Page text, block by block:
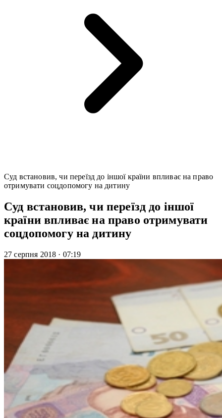
Cуд встановив, чи переїзд до іншої країни впливає на право
отримувати соцдопомогу на дитину
Cуд встановив, чи переїзд до іншої
країни впливає на право отримувати
соцдопомогу на дитину
27 серпня 2018 · 07:19